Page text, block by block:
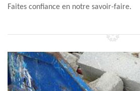
Faites confiance en notre savoir-faire.